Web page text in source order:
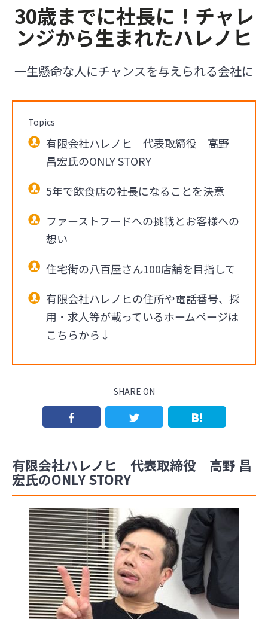
30歳までに社長に！チャレ
ンジから生まれたハレノヒ
一生懸命な人にチャンスを与えられる会社に
Topics
有限会社ハレノヒ 代表取締役 高野
昌宏氏のONLY STORY
5年で飲食店の社長になることを決意
ファーストフードへの挑戦とお客様への
想い
住宅街の八百屋さん100店舗を目指して
有限会社ハレノヒの住所や電話番号、採
用・求人等が載っているホームページは
こちらから↓
SHARE ON
有限会社ハレノヒ 代表取締役 高野 昌
宏氏のONLY STORY